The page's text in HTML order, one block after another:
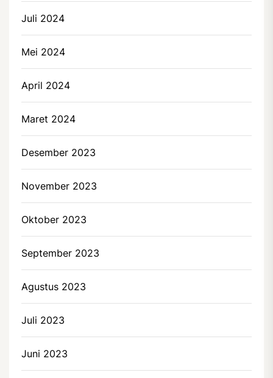
Juli 2024
Mei 2024
April 2024
Maret 2024
Desember 2023
November 2023
Oktober 2023
September 2023
Agustus 2023
Juli 2023
Juni 2023